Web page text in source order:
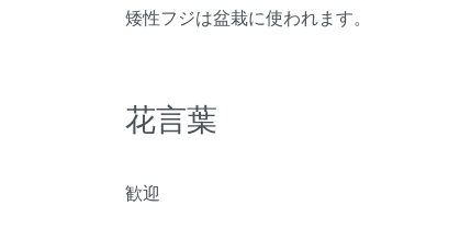
矮性フジは盆栽に使われます。
花言葉
歓迎